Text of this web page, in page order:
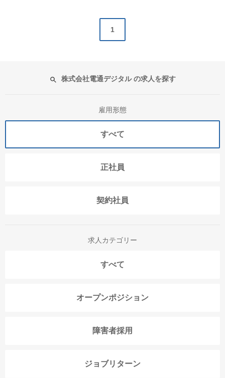
1
株式会社電通デジタル の求人を探す
雇用形態
すべて
正社員
契約社員
求人カテゴリー
すべて
オープンポジション
障害者採用
ジョブリターン